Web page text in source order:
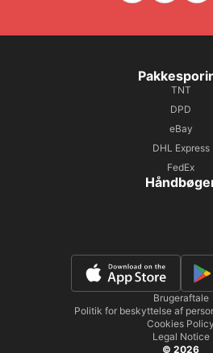
TNT
DPD
eBay
DHL Express
FedEx
Brugeraftale
Politik for beskyttelse af
Cookies Policy
Legal Notice
© 2026